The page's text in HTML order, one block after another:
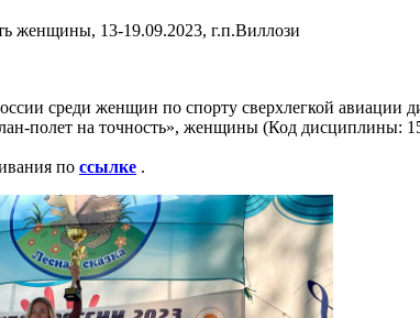
женщины, 13-19.09.2023, г.п.Виллози
среди женщин по спорту сверхлегкой
полет на точность», женщины (Код дисциплины:
по ссылке .